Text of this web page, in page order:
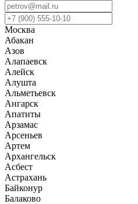
Москва
Абакан
Азов
Алапаевск
Алейск
Алушта
Альметьевск
Ангарск
Апатиты
Арзамас
Арсеньев
Артем
Архангельск
Асбест
Астрахань
Байконур
Балаково